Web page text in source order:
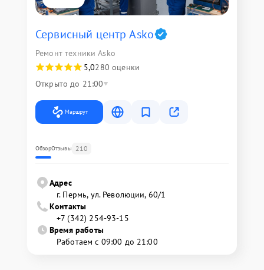
Сервисный центр Asko
Ремонт техники Asko
5,0280 оценки
Открыто до 21:00
Маршрут
ОбзорОтзывы 210
Адрес
г. Пермь, ул. ​Революции, 60/1
Контакты
+7 (342) 254-93-15
Время работы
Работаем с 09:00 до 21:00